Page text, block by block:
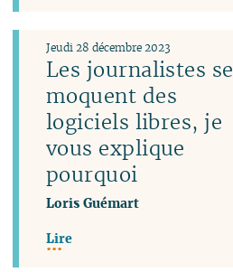
Les journalistes se
moquent des
logiciels libres, je
vous explique
pourquoi
Jeudi 28 décembre 2023
Loris Guémart
Lire